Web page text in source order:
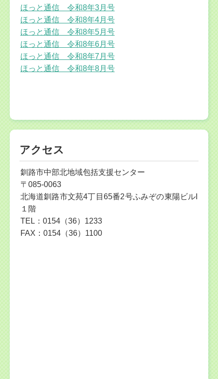
ほっと通信 令和8年3月号
ほっと通信 令和8年4月号
ほっと通信 令和8年5月号
ほっと通信 令和8年6月号
ほっと通信 令和8年7月号
ほっと通信 令和8年8月号
アクセス
釧路市中部北地域包括支援センター
〒085-0063
北海道釧路市文苑4丁目65番2号ふみぞの東陽ビルI
１階
TEL：0154（36）1233
FAX：0154（36）1100